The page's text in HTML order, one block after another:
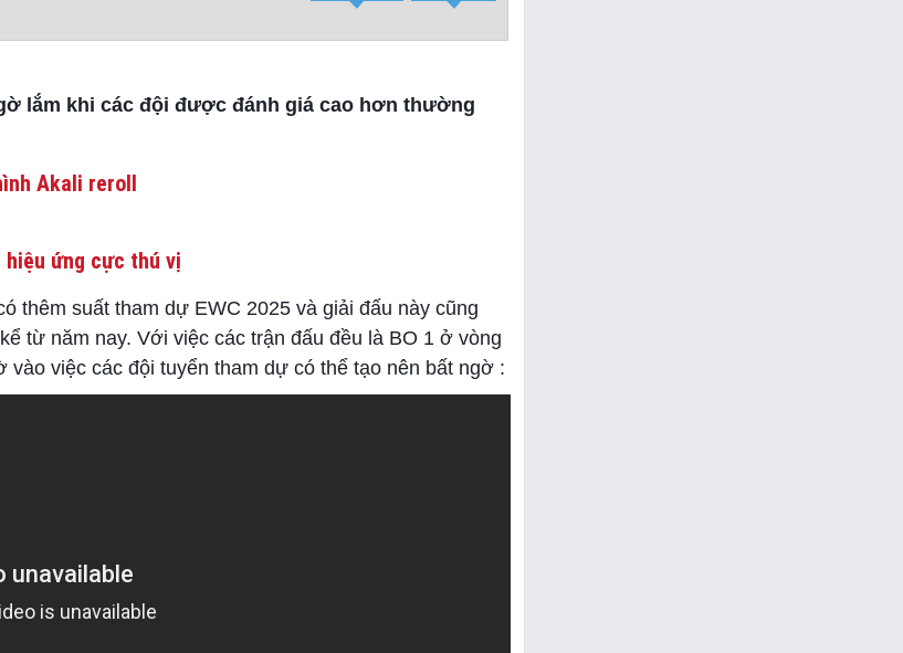
lắm khi các đội được đánh giá cao hơn thường
Akali reroll
hiệu ứng cực thú vị
thêm suất tham dự EWC 2025 và giải đấu này cũng
từ năm nay. Với việc các trận đấu đều là BO 1 ở vòng
việc các đội tuyển tham dự có thể tạo nên bất ngờ :